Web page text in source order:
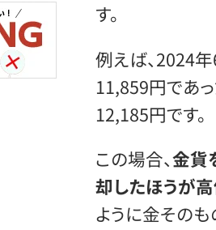
す。
例えば、2024
11,859円であ
12,185円です。
この場合、金貨
却したほうが
ように金その